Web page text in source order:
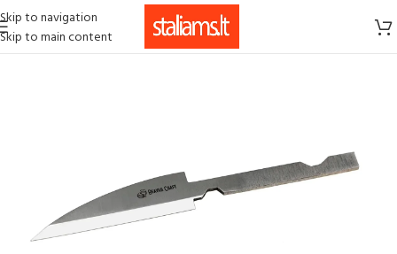
Skip to navigation
Skip to main content